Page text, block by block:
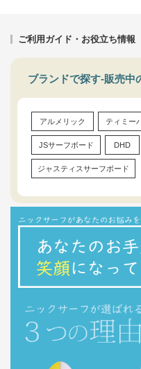
ご利用ガイド・お役立ち情報
ブランドで探す-販売中
アルメリック ティミー
JSサーフボード DHD
ジャスティスサーフボード